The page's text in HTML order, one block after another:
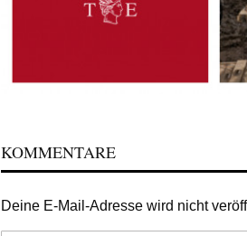
KOMMENTARE
Deine E-Mail-Adresse wird nicht